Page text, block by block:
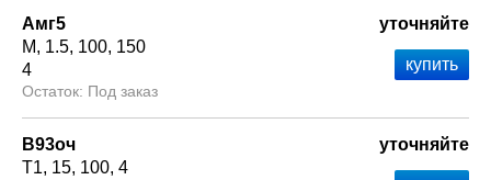
Амг5
М
1.5 100 150
4
Под заказ
уточняйте
В93оч
Т1 15 100 4
уточняйте